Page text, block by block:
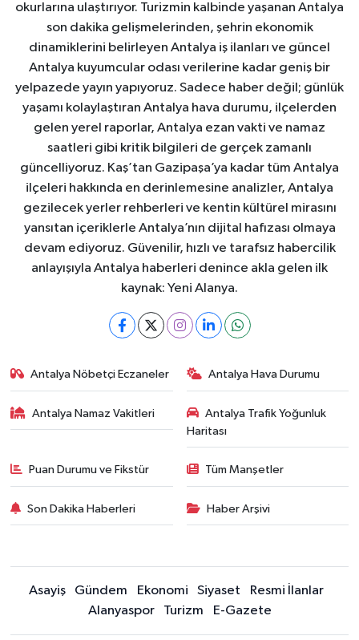
okurlarına ulaştırıyor. Turizmin kalbinde yaşanan Antalya
son dakika gelişmelerinden, şehrin ekonomik
dinamiklerini belirleyen Antalya iş ilanları ve güncel
Antalya kuyumcular odası verilerine kadar geniş bir
yelpazede yayın yapıyoruz. Sadece haber değil; günlük
yaşamı kolaylaştıran Antalya hava durumu, ilçelerden
gelen yerel raporlar, Antalya ezan vakti ve namaz
saatleri gibi kritik bilgileri de gerçek zamanlı
güncelliyoruz. Kaş’tan Gazipaşa’ya kadar tüm Antalya
ilçeleri hakkında en derinlemesine analizler, Antalya
gezilecek yerler rehberleri ve kentin kültürel mirasını
yansıtan içeriklerle Antalya’nın dijital hafızası olmaya
devam ediyoruz. Güvenilir, hızlı ve tarafsız habercilik
anlayışıyla Antalya haberleri denince akla gelen ilk
kaynak: Yeni Alanya.
Antalya Nöbetçi Eczaneler Antalya Hava Durumu
Antalya Namaz Vakitleri
Antalya Trafik Yoğunluk
Haritası
Puan Durumu ve Fikstür Tüm Manşetler
Son Dakika Haberleri Haber Arşivi
Asayiş Gündem Ekonomi Siyaset
Resmi İlanlar
Alanyaspor
Turizm E-Gazete